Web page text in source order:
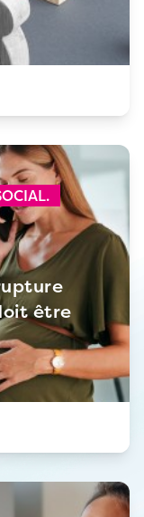
être